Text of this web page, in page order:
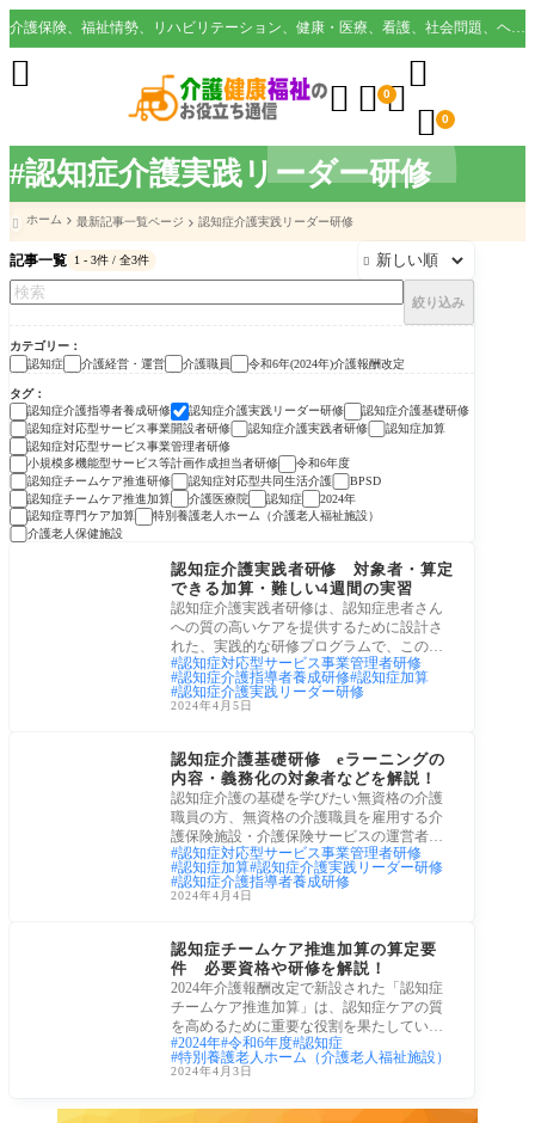
#認知症介護実践リーダー研修
介護保険、福祉情勢、リハビリテーション、健康・医療、看護、社会問題、ヘルスケア業界など様々な切り口から役立つ情報を配信。
  0

 0

 ホーム 最新記事一覧ページ 認知症介護実践リーダー研修
記事一覧 1 - 3件 / 全3件 
絞り込み
カテゴリー
認知症
介護経営・運営 介護職員 令和6年(2024年)介護報酬改定
タグ
認知症介護指導者養成研修
認知症介護実践リーダー研修
認知症介護基礎研修
認知症対応型サービス事業開設者研修
認知症介護実践者研修
認知症加算
認知症対応型サービス事業管理者研修
小規模多機能型サービス等計画作成担当者研修
令和6年度
認知症チームケア推進研修
認知症対応型共同生活介護
BPSD
認知症チームケア推進加算
介護医療院 認知症
2024年
認知症専門ケア加算
特別養護老人ホーム（介護老人福祉施設）
介護老人保健施設
介護経営・運営
認知症介護実践者研修 対象者・算定
できる加算・難しい4週間の実習
認知症介護実践者研修は、認知症患者さん
への質の高いケアを提供するために設計さ
れた、実践的な研修プログラムで、この研
修は、
認知症対応型サービス事業管理者研修
認知症介護指導者養成研修 認知症加算
認知症介護実践リーダー研修
2024年4月5日
認知症介護基礎研修 eラーニングの
内容・義務化の対象者などを解説！
認知症介護の基礎を学びたい無資格の介護
職員の方、無資格の介護職員を雇用する介
護保険施設・介護保険サービスの運営者・
経営者
認知症対応型サービス事業管理者研修
認知症加算 認知症介護実践リーダー研修
認知症介護指導者養成研修
2024年4月4日
認知症チームケア推進加算の算定要
件 必要資格や研修を解説！
2024年介護報酬改定で新設された「認知症
チームケア推進加算」は、認知症ケアの質
を高めるために重要な役割を果たしていま
す。こ
2024年 令和6年度 認知症
特別養護老人ホーム（介護老人福祉施設）
2024年4月3日